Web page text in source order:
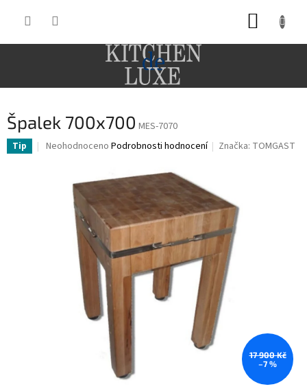
Špalek 700x700 MES-7070
Tip
Průměrné
hvězdiček.
Neohodnoceno Podrobnosti hodnocení Značka: TOMGAST
17 900 Kč
–7 %